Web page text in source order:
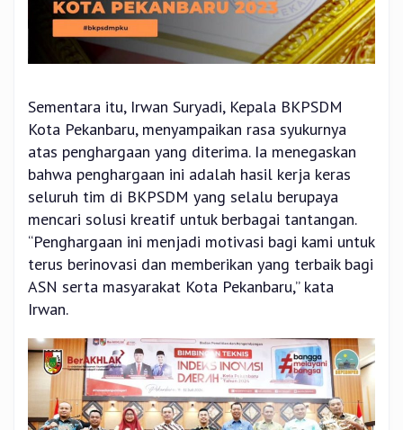
Sementara itu, Irwan Suryadi, Kepala BKPSDM
Kota Pekanbaru, menyampaikan rasa syukurnya
atas penghargaan yang diterima. Ia menegaskan
bahwa penghargaan ini adalah hasil kerja keras
seluruh tim di BKPSDM yang selalu berupaya
mencari solusi kreatif untuk berbagai tantangan.
“Penghargaan ini menjadi motivasi bagi kami untuk
terus berinovasi dan memberikan yang terbaik bagi
ASN serta masyarakat Kota Pekanbaru,” kata
Irwan.